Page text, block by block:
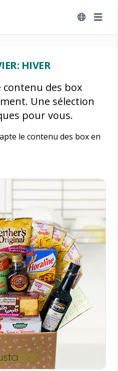
HIVER
contenu des box
Une sélection
pour vous.
le contenu des box en